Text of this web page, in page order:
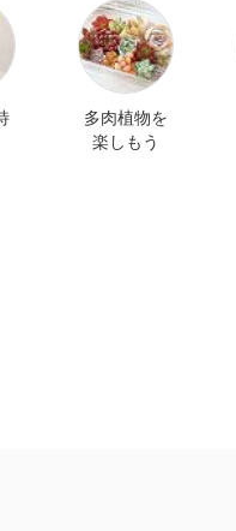
多肉植物を
楽しもう